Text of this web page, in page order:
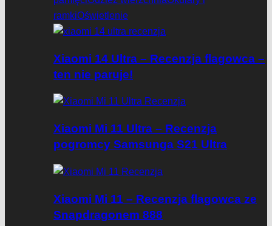
ramkiOświetlenie
Xiaomi 14 Ultra – Recenzja flagowca –
ten nie paruje!
Xiaomi Mi 11 Ultra – Recenzja
pogromcy Samsunga S21 Ultra
Xiaomi Mi 11 – Recenzja flagowca ze
Snapdragonem 888